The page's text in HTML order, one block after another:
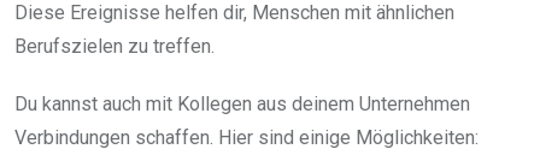
Diese Ereignisse helfen dir, Menschen mit ähnlichen
Berufszielen zu treffen.
Du kannst auch mit Kollegen aus deinem Unternehmen
Verbindungen schaffen. Hier sind einige Möglichkeiten: